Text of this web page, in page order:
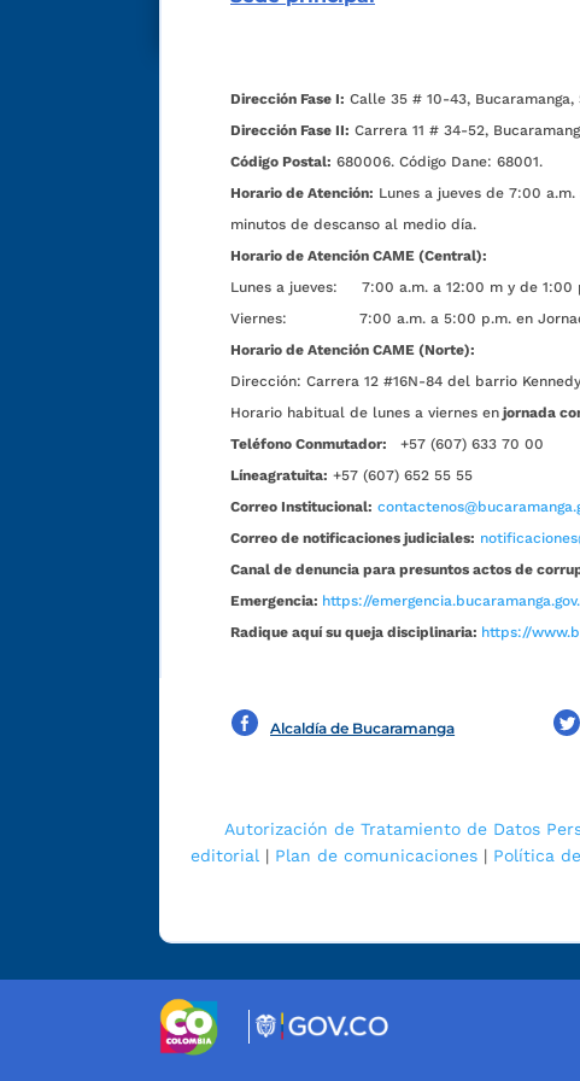
Dirección Fase I: Calle 35 # 10-43,
Dirección Fase II: Carrera 11 # 34-52,
Código Postal: 680006. Código Dane: 68001.
Horario de Atención: Lunes a jueves de 7:00
minutos de descanso al medio día.
Horario de Atención CAME (Central):
Lunes a jueves: 7:00 a.m. a 12:00 m y de 1:00
Viernes: 7:00 a.m. a 5:00 p.m. en Jornada
Horario de Atención CAME (Norte):
Dirección: Carrera 12 #16N-84 del barrio
Horario habitual de lunes a viernes en jornada
Teléfono Conmutador:
+57 (607) 633 70 00
Líneagratuita: +57 (607) 652 55 55
Correo Institucional:
Correo de notificaciones judiciales:
Canal de denuncia para presuntos actos de
Emergencia: https://
Radique aquí su queja disciplinaria: https://
Alcaldía de Bucaramanga
Autorización de Tratamiento de Datos
editorial | Plan de comunicaciones | Política